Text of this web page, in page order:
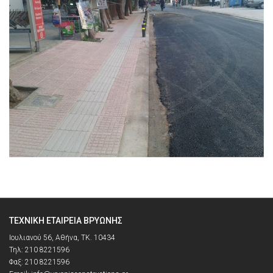
ΤΕΧΝΙΚΉ ΕΤΑΙΡΕΊΑ ΒΡΥΏΝΗΣ
Ιουλιανού 56, Αθήνα, ΤΚ. 10434
Τηλ: 210 8221596
Φαξ: 210 8221596